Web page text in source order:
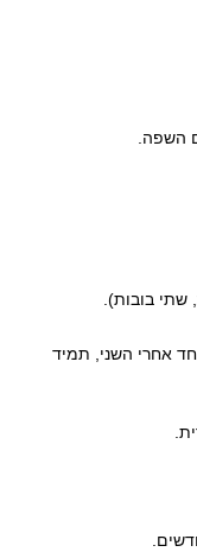
השפה.
שתי בובות).
אחרי השני, תמיד